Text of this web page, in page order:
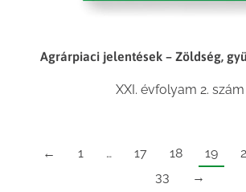
Agrárpiaci jelentések – Zöldség,
XXI. évfolyam 2. szám
← 1 … 17 18 19
33
→